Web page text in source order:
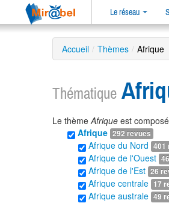
Le réseau
Accueil / Thèmes / Afrique
Thématique
Le thèmeAfrique est
Afrique 292 revues
Afrique du Nord 401
Afrique de l'Ouest
Afrique de l'Est 26
Afrique centrale 17
Afrique australe 49